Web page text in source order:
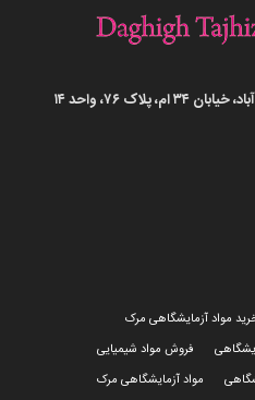
۷۶، واحد ۱۴
مواد آزمایشگاهی مرک
فروش مواد شیمیایی
مواد آزمایشگاهی مرک